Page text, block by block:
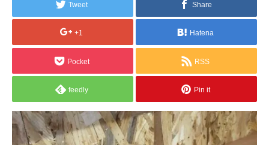
Tweet Share
+1 Hatena
Pocket RSS
feedly Pin it